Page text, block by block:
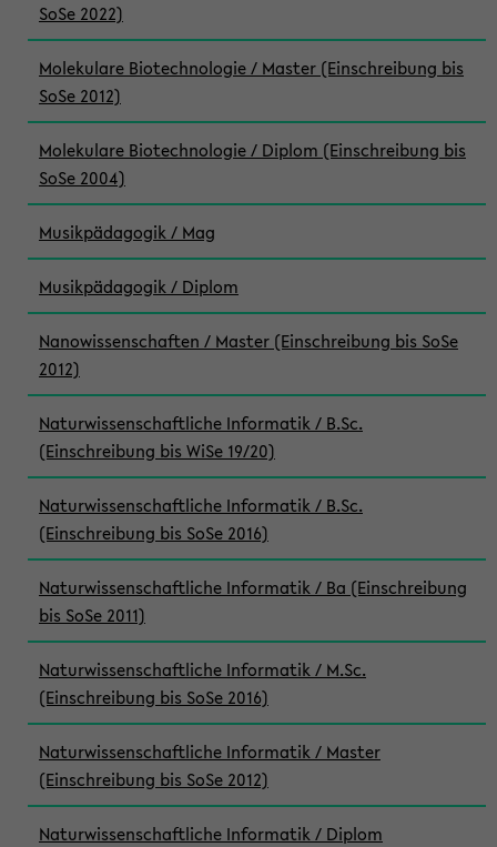
SoSe 2022)
Molekulare Biotechnologie / Master (Einschreibung bis
SoSe 2012)
Molekulare Biotechnologie / Diplom (Einschreibung bis
SoSe 2004)
Musikpädagogik / Mag
Musikpädagogik / Diplom
Nanowissenschaften / Master (Einschreibung bis SoSe
2012)
Naturwissenschaftliche Informatik / B.Sc.
(Einschreibung bis WiSe 19/20)
Naturwissenschaftliche Informatik / B.Sc.
(Einschreibung bis SoSe 2016)
Naturwissenschaftliche Informatik / Ba (Einschreibung
bis SoSe 2011)
Naturwissenschaftliche Informatik / M.Sc.
(Einschreibung bis SoSe 2016)
Naturwissenschaftliche Informatik / Master
(Einschreibung bis SoSe 2012)
Naturwissenschaftliche Informatik / Diplom